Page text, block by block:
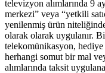
televizyon alımlarında 9
merkezi” veya “yetkili
yenilenmiş ürün
olarak olarak uygulanır.
telekomünikasyon,
herhangi somut bir mal
alımlarında taksit